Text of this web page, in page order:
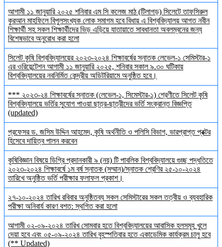
আগামী ১১ জানুয়ারি ২০২৫ শনিবার এম সি কলেজ মাঠ (টিলাগড়) সিলেটে তাফসিরুল
কুরআন মাহফিলে বিপুলসংখ্যক লোক সমাগম হবে বিধায় এ বিশ্ববিদ্যালয় আগত নবীন
শিক্ষার্থী সহ সকল শিক্ষার্থীদের ভিড় এড়িয়ে যাতায়াতে সাবধানতা অবলম্বনের জন্য
বিশেষভাবে অনুরোধ করা হলো
সিলেট কৃষি বিশ্ববিদ্যালয়ের ২০২৩-২০২৪ শিক্ষাবর্ষের স্নাতক লেভেল-১ সেমিস্টার-১
এর ওরিয়েন্টেশন আগামী ১১ জানুয়ারি ২০২৫, শনিবার সকাল ৯.৩০ ঘটিকায়
বিশ্ববিদ্যালয়ের নবনির্মিত কেন্দ্রীয় অডিটরিয়ামে অনুষ্ঠিত হবে।
*** ২০২৩-২৪ শিক্ষাবর্ষের স্নাতক (লেভেল-১, সিমেস্টার-১) শ্রেণীতে সিলেট কৃষি
বিশ্ববিদ্যালয়ে ভর্তির সুযোগ পাওয়া ছাত্র-ছাত্রীদের ভর্তি সংক্রান্ত বিজ্ঞপ্তি
(updated)
প্রফেসর ড. জসিম উদ্দিন আহমেদ, কৃষি অর্থনীতি ও পলিসি বিভাগ, ভারপ্রাপ্ত প্রক্টর
হিসেবে দায়িত্ব পালন করবেন
কৃষিবিজ্ঞান বিষয়ে ডিগ্রি প্রদানকারী ৯ (নয়) টি পাবলিক বিশ্ববিদ্যালয়ে গুচ্ছ পদ্ধতিতে
২০২৩-২০২৪ শিক্ষাবর্ষে ১ম বর্ষ স্নাতক (সম্মান)/স্নাতক শ্রেণির ২৫-১০-২০২৪
তারিখে অনুষ্ঠিত ভর্তি পরীক্ষার ফলাফল প্রকাশ।
২৭-১০-২০২৪ তারিখ রবিবার অনুষ্ঠিতব্য সকল সেমিস্টারের সকল তত্বীয় ও ব্যবহারিক
পরীক্ষা অনিবার্য কারণ বশত: স্থগিত করা হলো
আগামী ০২-০৯-২০২৪ তারিখ সোমবার হতে বিশ্ববিদ্যালয়ের আবাসিক হলসমূহ খুলে
দেয়া হবে এবং ০৫-০৯-২০২৪ তারিখ বৃহস্পতিবার হতে একাডেমিক কার্যক্রম চালু হবে
(** Updated)